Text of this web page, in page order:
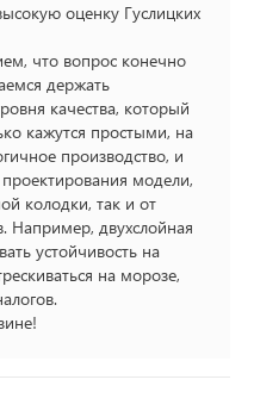
оценку Гуслицких
что вопрос конечно
держать
качества, который
кажутся простыми, на
производство, и
проектирования модели,
колодки, так и от
Например, двухслойная
устойчивость на
на морозе,